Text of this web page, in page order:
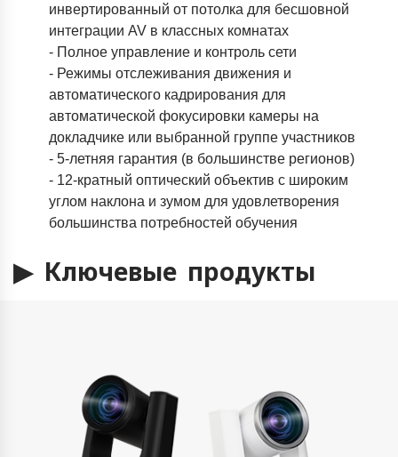
инвертированный от потолка для бесшовной
интеграции AV в классных комнатах
- Полное управление и контроль сети
- Режимы отслеживания движения и
автоматического кадрирования для
автоматической фокусировки камеры на
докладчике или выбранной группе участников
- 5-летняя гарантия (в большинстве регионов)
- 12-кратный оптический объектив с широким
углом наклона и зумом для удовлетворения
большинства потребностей обучения
▶ Ключевые продукты